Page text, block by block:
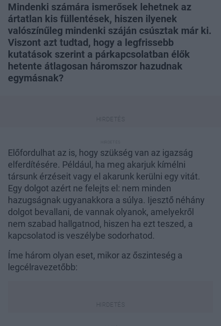
Mindenki számára ismerősek lehetnek az
ártatlan kis füllentések, hiszen ilyenek
valószínűleg mindenki száján csúsztak már ki.
Viszont azt tudtad, hogy a legfrissebb
kutatások szerint a párkapcsolatban élők
hetente átlagosan háromszor hazudnak
egymásnak?
Előfordulhat az is, hogy szükség van az igazság
elferdítésére. Például, ha meg akarjuk kímélni
társunk érzéseit vagy el akarunk kerülni egy vitát.
Egy dolgot azért ne felejts el: nem minden
hazugságnak ugyanakkora a súlya. Ijesztő néhány
dolgot bevallani, de vannak olyanok, amelyekről
nem szabad hallgatnod, hiszen ha ezt teszed, a
kapcsolatod is veszélybe sodorhatod.
Íme három olyan eset, mikor az őszinteség a
legcélravezetőbb: